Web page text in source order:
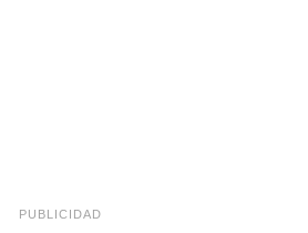
PUBLICIDAD